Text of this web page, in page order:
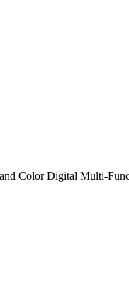
Color Digital Multi-